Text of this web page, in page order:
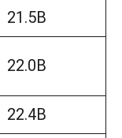
21.5B
22.0B
22.4B